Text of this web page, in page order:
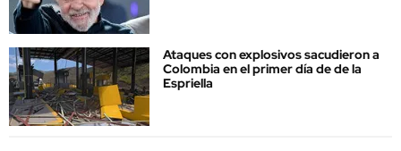
Ataques con explosivos sacudieron a
Colombia en el primer día de de la
Espriella